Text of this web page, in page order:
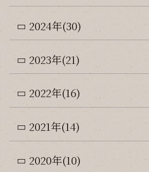
2024年(30)
2023年(21)
2022年(16)
2021年(14)
2020年(10)